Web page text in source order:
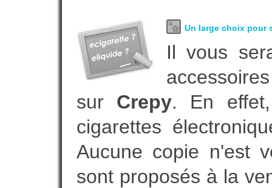
Un large choix pour
Il vous
sur Crepy. En
cigarettes
Aucune copie n'est
sont proposés à la